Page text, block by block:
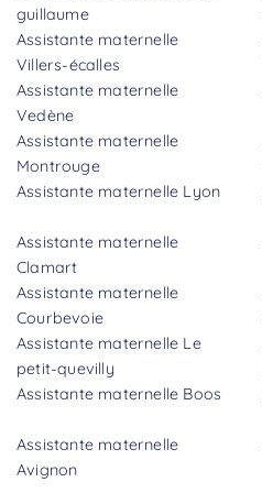
guillaume
Assistante maternelle
Villers-écalles
Assistante maternelle
Vedène
Assistante maternelle
Montrouge
Assistante maternelle Lyon
Assistante maternelle
Clamart
Assistante maternelle
Courbevoie
Assistante maternelle Le
petit-quevilly
Assistante maternelle Boos
Assistante maternelle
Avignon